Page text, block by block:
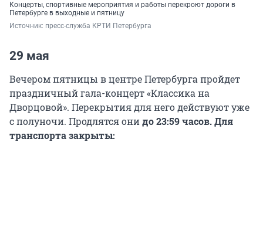
Концерты, спортивные мероприятия и работы перекроют дороги в
Петербурге в выходные и пятницу
Источник: пресс-cлужба КРТИ Петербурга
29 мая
Вечером пятницы в центре Петербурга пройдет
праздничный гала-концерт «Классика на
Дворцовой». Перекрытия для него действуют уже
с полуночи. Продлятся онидо 23:59 часов. Для
транспорта закрыты: